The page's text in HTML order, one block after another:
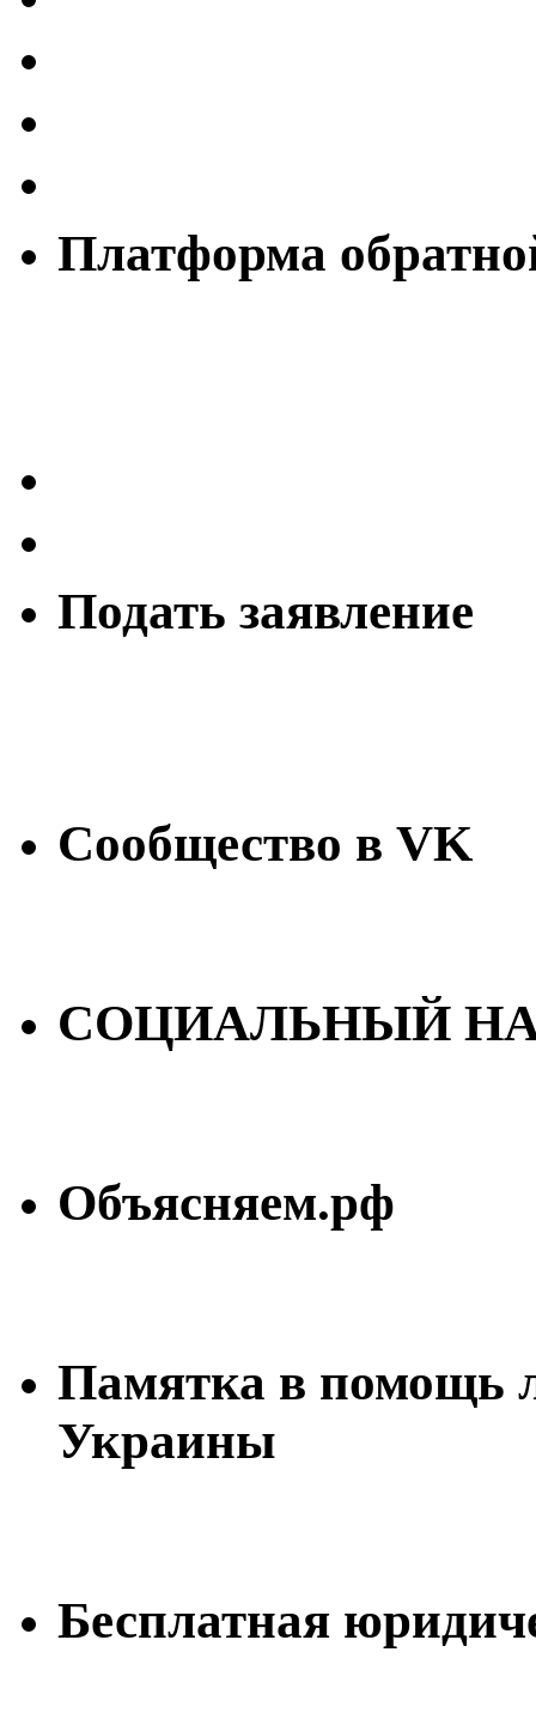
Платформа
Подать заявление
Сообщество в VK
СОЦИАЛЬНЫЙ
Объясняем.рф
Памятка в помощь
Украины
Бесплатная